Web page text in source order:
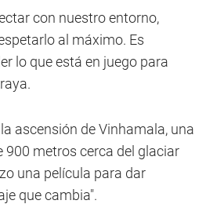
con nuestro entorno,
al máximo. Es
lo que está en juego para
ascensión de Vinhamala, una
metros cerca del glaciar
una película para dar
que cambia".